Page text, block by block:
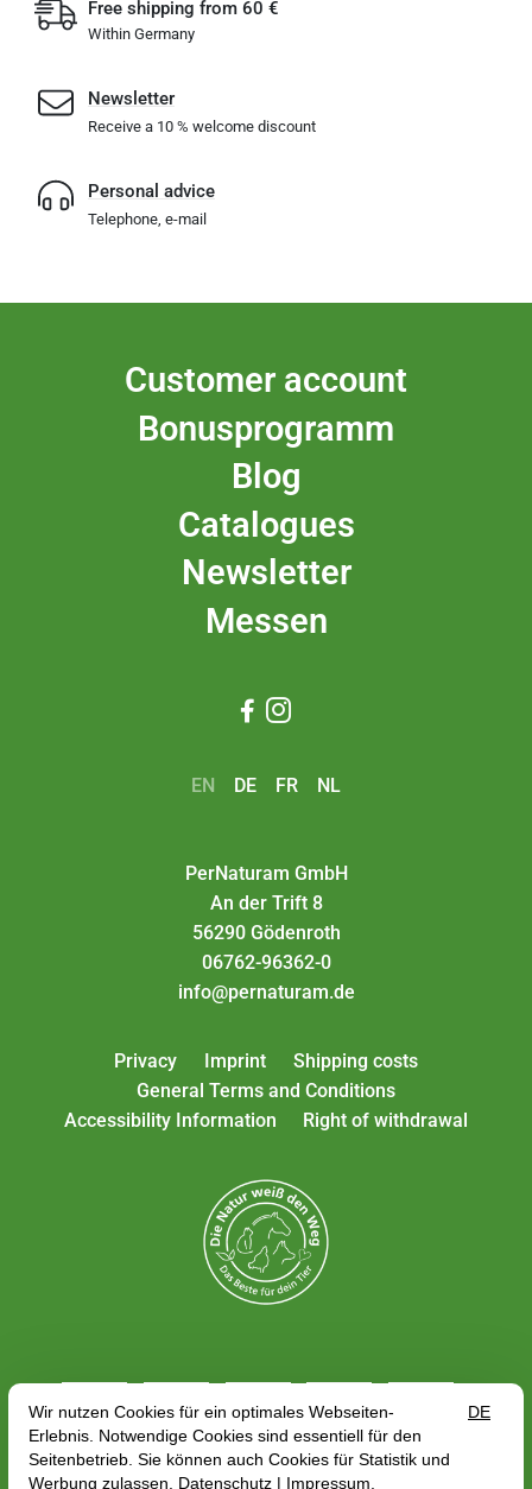
Free shipping from 60 €
Within Germany
Newsletter
Receive a 10 % welcome discount
Personal advice
Telephone, e-mail
Customer account
Bonusprogramm
Blog
Catalogues
Newsletter
Messen
 
EN DE FR NL
PerNaturam GmbH
An der Trift 8
56290 Gödenroth
06762-96362-0
info@pernaturam.de
Privacy Imprint
Shipping costs
General Terms and Conditions
Accessibility Information
Right of withdrawal